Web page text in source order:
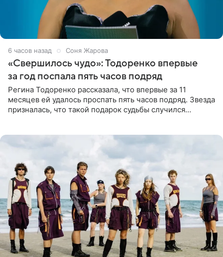
6 часов назад Соня Жарова
«Свершилось чудо»: Тодоренко впервые
за год поспала пять часов подряд
Регина Тодоренко рассказала, что впервые за 11
месяцев ей удалось проспать пять часов подряд. Звезда
призналась, что такой подарок судьбы случился